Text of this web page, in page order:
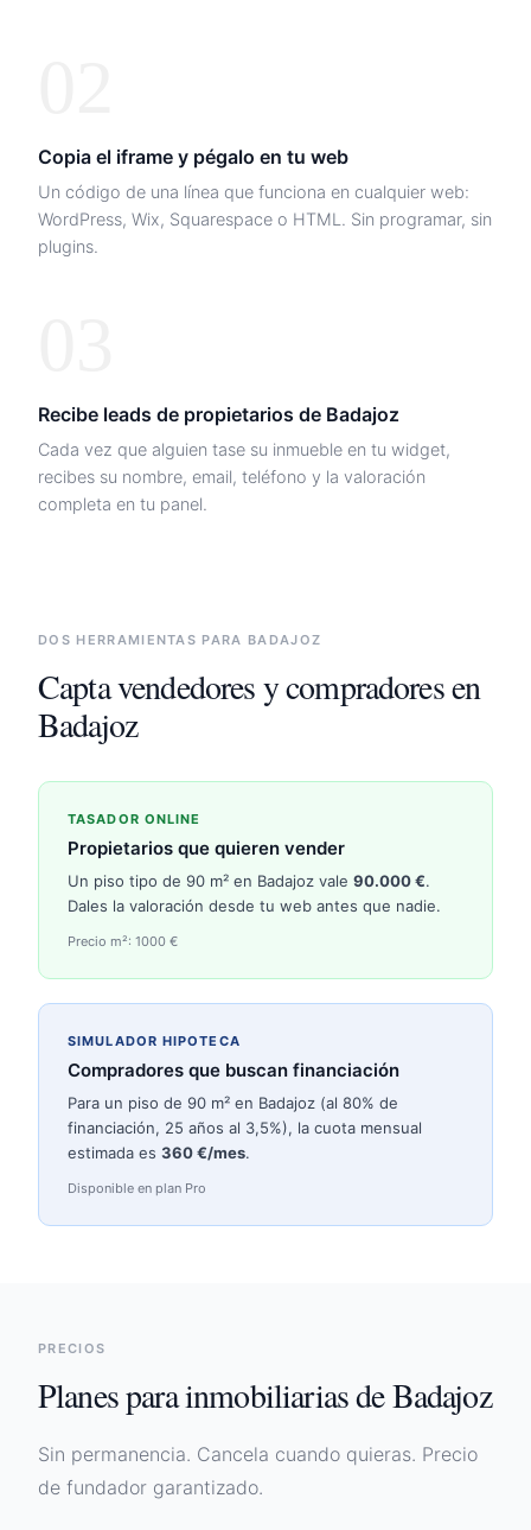
Copia el iframe y pégalo en tu web
Un código de una línea que funciona en cualquier web:
WordPress, Wix, Squarespace o HTML. Sin programar, sin
plugins.
Recibe leads de propietarios de Badajoz
Cada vez que alguien tase su inmueble en tu widget,
recibes su nombre, email, teléfono y la valoración
completa en tu panel.
DOS HERRAMIENTAS PARA BADAJOZ
Capta vendedores y compradores en
Badajoz
TASADOR ONLINE
Propietarios que quieren vender
Un piso tipo de 90 m² en Badajoz vale 90.000€.
Dales la valoración desde tu web antes que nadie.
Precio m²: 1000 €
SIMULADOR HIPOTECA
Compradores que buscan financiación
Para un piso de 90 m² en Badajoz (al 80% de
financiación, 25 años al 3,5%), la cuota mensual
estimada es 360€/mes.
Disponible en plan Pro
PRECIOS
Planes para inmobiliarias deBadajoz
Sin permanencia. Cancela cuando quieras. Precio
de fundador garantizado.